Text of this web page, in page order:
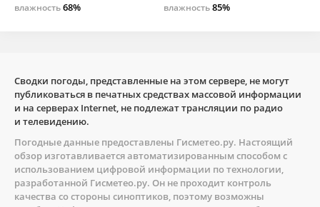
влажность68% влажность85%
Сводки погоды, представленные на этом сервере, не могут
публиковаться в печатных средствах массовой информации
и на серверах Internet, не подлежат трансляции по радио
и телевидению.
Погодные данные предоставлены Гисметео.ру. Настоящий
обзор изготавливается автоматизированным способом с
использованием цифровой информации по технологии,
разработанной Гисметео.ру. Он не проходит контроль
качества со стороны синоптиков, поэтому возможны